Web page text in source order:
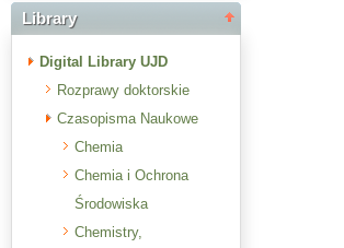
Library
Digital Library UJD
Rozprawy doktorskie
Czasopisma Naukowe
Chemia
Chemia i Ochrona
Środowiska
Chemistry,